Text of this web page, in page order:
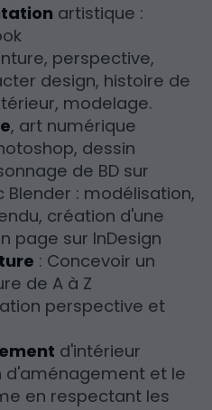
artistique :
perspective,
design, histoire de
modelage.
, art numérique
dessin
de BD sur
Blender : modélisation,
création d'une
page sur InDesign
: Concevoir un
de A à Z
perspective et
d'intérieur
d'aménagement et le
en respectant les